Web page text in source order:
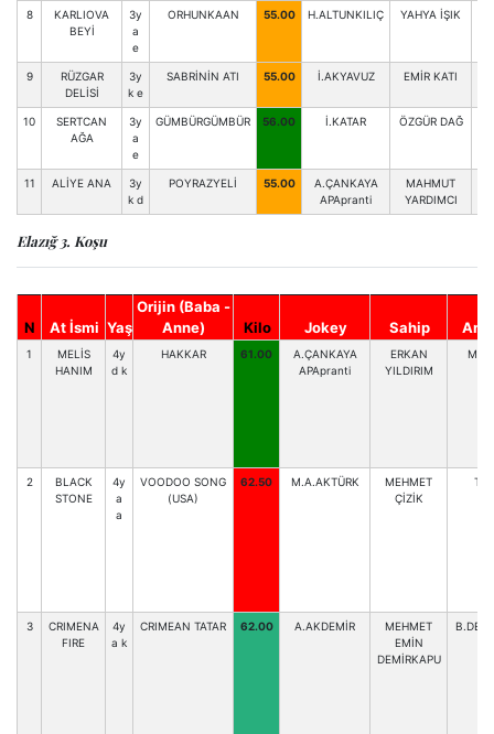
8
KARLIOVA
BEYİ
3y
a
e
ORHUNKAAN 55.00 H.ALTUNKILIÇ YAHYA İŞIK
9
RÜZGAR
DELİSİ
3y
k e
SABRİNİN ATI 55.00 İ.AKYAVUZ EMİR KATI
10
SERTCAN
AĞA
3y
a
e
GÜMBÜRGÜMBÜR 56.00 İ.KATAR ÖZGÜR DAĞ
11 ALİYE ANA
3y
k d
POYRAZYELİ 55.00
A.ÇANKAYA
APApranti
MAHMUT
YARDIMCI
Elazığ 3. Koşu
N At İsmi Yaş
Orijin (Baba -
Anne)
Kilo Jokey Sahip
1
MELİS
HANIM
4y
d k
HAKKAR 61.00
A.ÇANKAYA
APApranti
ERKAN
YILDIRIM
2
BLACK
STONE
4y
a
a
VOODOO SONG
(USA)
62.50 M.A.AKTÜRK
MEHMET
ÇİZİK
3
CRIMENA
FIRE
4y
a k
CRIMEAN TATAR 62.00 A.AKDEMİR
MEHMET
EMİN
DEMİRKAPU